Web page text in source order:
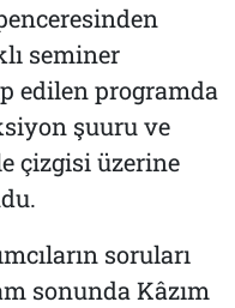
seminer
edilen programda
şuuru ve
çizgisi üzerine
soruları
sonunda Kâzım